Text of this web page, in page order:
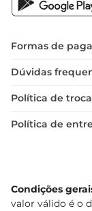
Formas de
Dúvidas
Política de
Política de
Condições
valor válido é o